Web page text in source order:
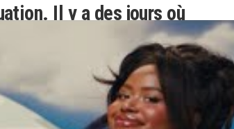
Il y a des jours où
jours où je ne joue
C’est une
rester prêt en
les jours. »